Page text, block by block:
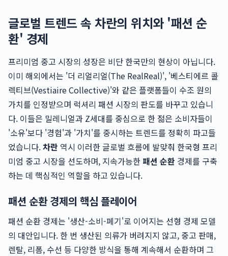
글로벌 트렌드 속 차란의 위치와 '패션 순
환' 경제
프리미엄 중고 시장의 성장은 비단 한국만의 현상이 아닙니다.
이미 해외에서는 '더 리얼리얼(The RealReal)', '베스티에르 콜
렉티브(Vestiaire Collective)'와 같은 플랫폼들이 수조 원의
가치를 인정받으며 럭셔리 패션 시장의 판도를 바꾸고 있습니
다. 이들은 밀레니얼과 Z세대를 중심으로 한 젊은 소비자들이
'소유'보다 '경험'과 '가치'를 중시하는 트렌드를 정확히 파고들
었습니다.차란 역시 이러한 글로벌 흐름에 발맞춰 한국형 프리
미엄 중고 시장을 선도하며, 지속가능한 패션 순환 경제를 구축
하는 데 핵심적인 역할을 하고 있습니다.
패션 순환 경제의 핵심 플레이어
패션 순환 경제는 '생산-소비-폐기'로 이어지는 선형 경제 모델
의 대안입니다. 한 번 생산된 의류가 버려지지 않고, 중고 판매,
렌탈, 리폼, 수선 등 다양한 방식을 통해 계속해서 순환하며 그